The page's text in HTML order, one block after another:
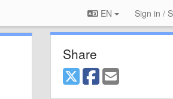
EN Sign in /
Share